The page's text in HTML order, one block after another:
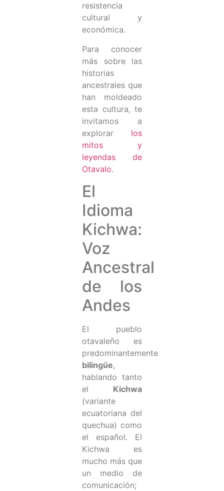
resistencia
cultural y
económica.
Para conocer
más sobre las
historias
ancestrales que
han moldeado
esta cultura, te
invitamos a
explorar los
mitos y
leyendas de
Otavalo.
El
Idioma
Kichwa:
Voz
Ancestral
de los
Andes
El pueblo
otavaleño es
predominantemente
bilingüe,
hablando tanto
el Kichwa
(variante
ecuatoriana del
quechua) como
el español. El
Kichwa es
mucho más que
un medio de
comunicación;